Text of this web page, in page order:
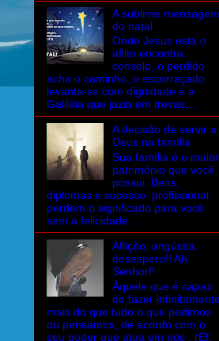
A sublime mensagem
do natal
Onde Jesus está o
aflito encontra
consolo, o perdido
acha o caminho, o escorraçado
levanta-se com dignidade e a
Galiléia que jazia em trevas...
A decisão de servir a
Deus na família
Sua família é o maior
patrimônio que você
possui. Bens,
diplomas e sucesso profissional
perdem o significado para você
sem a felicidade...
Aflição, angústia,
desespero!! Ah
Senhor!!
Àquele que é capaz
de fazer
mais do que tudo o que pedimos
ou pensamos, de acordo com o
seu poder que atua em nós . (Ef.